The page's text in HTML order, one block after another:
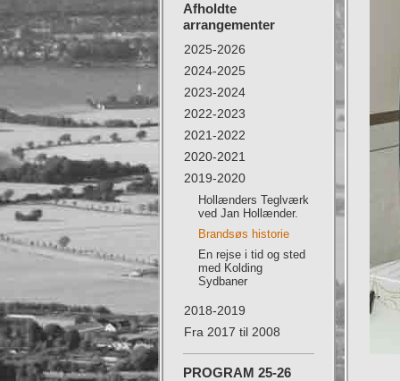
Afholdte
arrangementer
2025-2026
2024-2025
2023-2024
2022-2023
2021-2022
2020-2021
2019-2020
Hollænders Teglværk
ved Jan Hollænder.
Brandsøs historie
En rejse i tid og sted
med Kolding
Sydbaner
2018-2019
Fra 2017 til 2008
PROGRAM 25-26